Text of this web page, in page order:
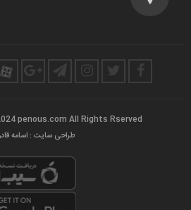
penous.com All Rights Rserved
طراحی سایت : اسامه